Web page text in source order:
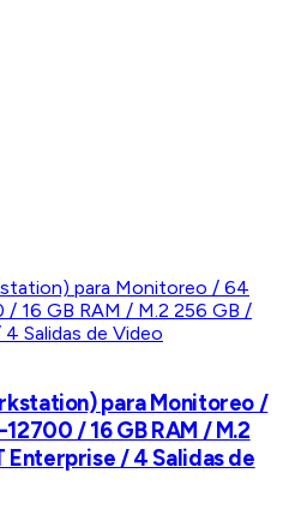
para Monitoreo /
/ 16 GB RAM / M.2
Enterprise / 4 Salidas de